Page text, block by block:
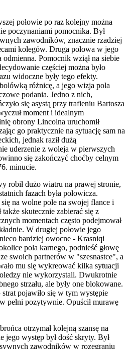
połowie po raz kolejny można
poczynaniami pomocnika. Był
zawodników, znacznie rzadziej
kolegów. Druga połowa w jego
odmienna. Pomocnik wziął na siebie
częściej można było
widoczne były tego efekty.
różnicę, a jego wizja pola
podania. Jedno z nich,
się asystą przy trafieniu Bartosza
moment i idealnym
obrony Lincolna uruchomił
go praktycznie na sytuację sam na
jednak raził dużą
uderzenie z woleja w pierwszych
się zakończyć choćby celnym
minucie.
robił dużo wiatru na prawej stronie,
fazach była połowicza.
na wolne pole na swojej flance i
skutecznie zabierać się z
momentach często podejmował
W drugiej połowie jego
bardziej owocne - Krasniqi
pola karnego, podnieść głowę
swoich partnerów w "szesnastce", a
mu się wykreować kilka sytuacji
nie wykorzystali. Dwukrotnie
strzału, ale były one blokowane.
pojawiło się w tym występie
pełni pozytywnie. Opuścił murawę
otrzymał kolejną szansę na
jego występ był dość skryty. Był
zawodników w rozegraniu